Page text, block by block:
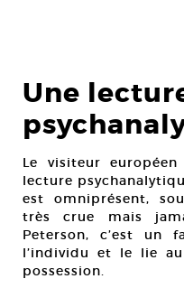
Une
Le visiteur
lecture
est omniprésent,
très crue mais
Peterson, c’est
l’individu et le lie
possession.